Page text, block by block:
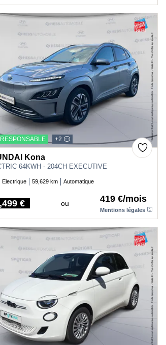
+2
Kona
64KWH - 204CH EXECUTIVE
Electrique 59,629 km Automatique
€ ou 419 €/mois
Mentions légales